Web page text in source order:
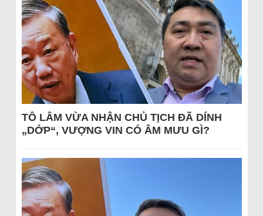
TÔ LÂM VỪA NHẬN CHỦ TỊCH ĐÃ DÍNH
„DỚP“, VƯỢNG VIN CÓ ÂM MƯU GÌ?